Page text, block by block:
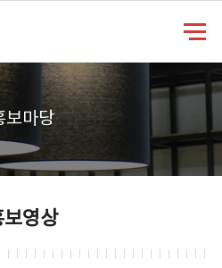
보마당
보영상